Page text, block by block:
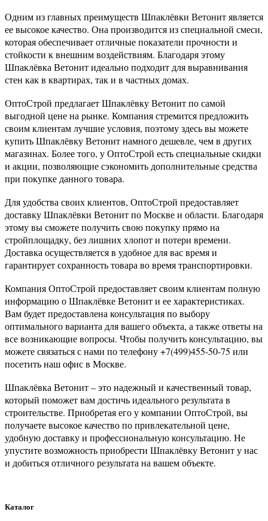
Одним из главных преимуществ Шпаклёвки Ветонит является
ее высокое качество. Она производится из специальной смеси,
которая обеспечивает отличные показатели прочности и
стойкости к внешним воздействиям. Благодаря этому
Шпаклёвка Ветонит идеально подходит для выравнивания
стен как в квартирах, так и в частных домах.
ОптоСтрой предлагает Шпаклёвку Ветонит по самой
выгодной цене на рынке. Компания стремится предложить
своим клиентам лучшие условия, поэтому здесь вы можете
купить Шпаклёвку Ветонит намного дешевле, чем в других
магазинах. Более того, у ОптоСтрой есть специальные скидки
и акции, позволяющие сэкономить дополнительные средства
при покупке данного товара.
Для удобства своих клиентов, ОптоСтрой предоставляет
доставку Шпаклёвки Ветонит по Москве и области. Благодаря
этому вы сможете получить свою покупку прямо на
стройплощадку, без лишних хлопот и потери времени.
Доставка осуществляется в удобное для вас время и
гарантирует сохранность товара во время транспортировки.
Компания ОптоСтрой предоставляет своим клиентам полную
информацию о Шпаклёвке Ветонит и ее характеристиках.
Вам будет предоставлена консультация по выбору
оптимального варианта для вашего объекта, а также ответы на
все возникающие вопросы. Чтобы получить консультацию, вы
можете связаться с нами по телефону +7(499)455-50-75 или
посетить наш офис в Москве.
Шпаклёвка Ветонит – это надежный и качественный товар,
который поможет вам достичь идеального результата в
строительстве. Приобретая его у компании ОптоСтрой, вы
получаете высокое качество по привлекательной цене,
удобную доставку и профессиональную консультацию. Не
упустите возможность приобрести Шпаклёвку Ветонит у нас
и добиться отличного результата на вашем объекте.
Каталог